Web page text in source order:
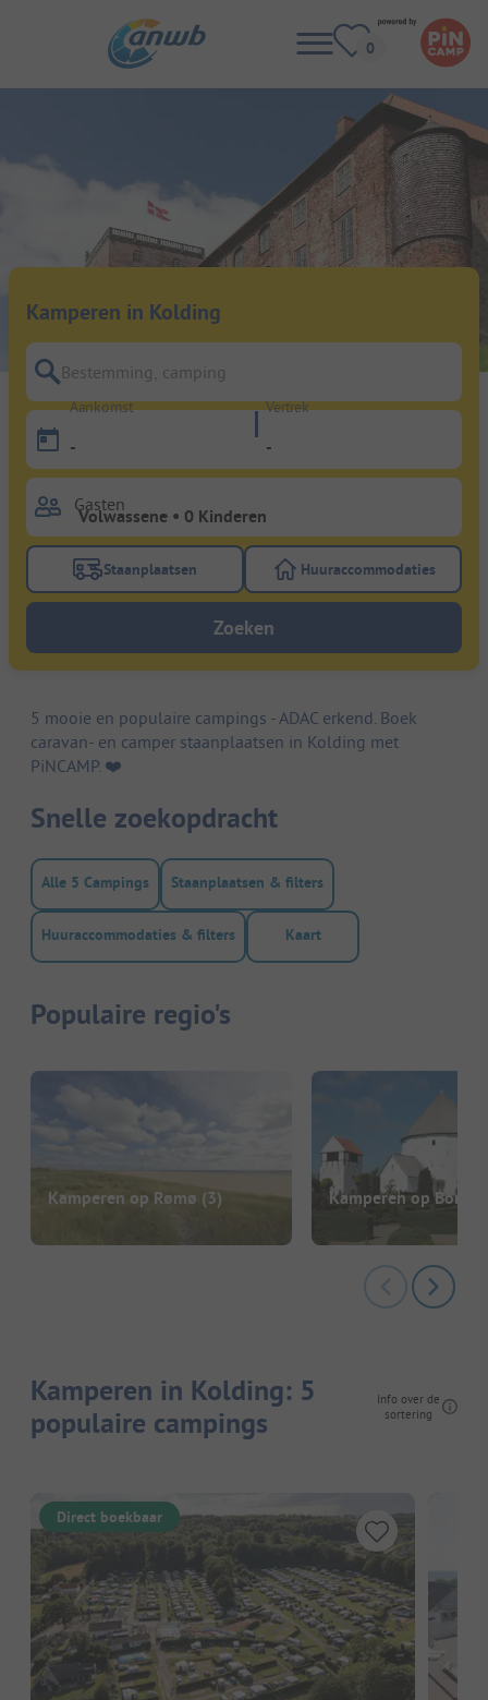
Kamperen in Kolding
Bestemming, camping
Aankomst
-
Vertrek
-
Gasten
Gebruik de filterknop staanplaatsen om te zoeken
Staanplaatsen Gebruik de
Huuraccommodaties
Zoeken
5 mooie en populaire campings - ADAC erkend. Boek
caravan- en camper staanplaatsen in Kolding met
PiNCAMP. ❤️️
Snelle zoekopdracht
Alle 5 Campings Staanplaatsen & filters
Huuraccommodaties & filters Kaart
Populaire regio's
Kamperen op Rømø (3) Kamperen op
Kamperen in Kolding: 5
populaire campings
Info over de
sortering
Direct boekbaar